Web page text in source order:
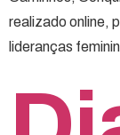
realizado online,
lideranças